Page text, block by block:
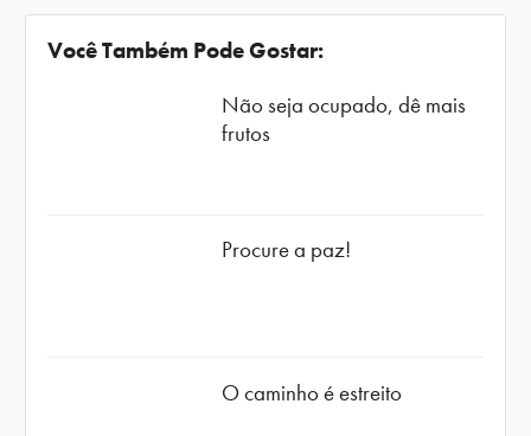
Você Também Pode Gostar:
Não seja ocupado, dê mais
frutos
Procure a paz!
O caminho é estreito